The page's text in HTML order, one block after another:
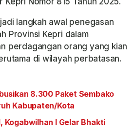
langkah awal penegasan
Provinsi Kepri dalam
perdagangan orang yang kian
di wilayah perbatasan.
8.300 Paket Sembako
Kabupaten/Kota
Kogabwilhan I Gelar Bhakti